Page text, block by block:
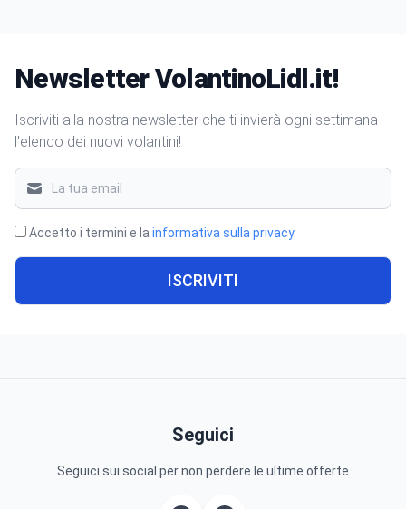
Newsletter VolantinoLidl.it!
Iscriviti alla nostra newsletter che ti invierà ogni settimana
l'elenco dei nuovi volantini!
Accetto i termini e la informativa sulla privacy.
ISCRIVITI
Seguici
Seguici sui social per non perdere le ultime offerte